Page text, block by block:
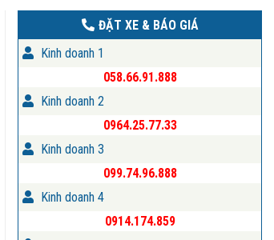
ĐẶT XE & BÁO GIÁ
Kinh doanh 1
058.66.91.888
Kinh doanh 2
0964.25.77.33
Kinh doanh 3
099.74.96.888
Kinh doanh 4
0914.174.859